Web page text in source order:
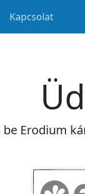
Kapcsolat
be Erodium